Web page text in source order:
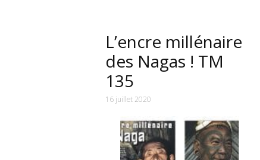
L’encre millénaire
des Nagas ! TM
135
16 juillet 2020